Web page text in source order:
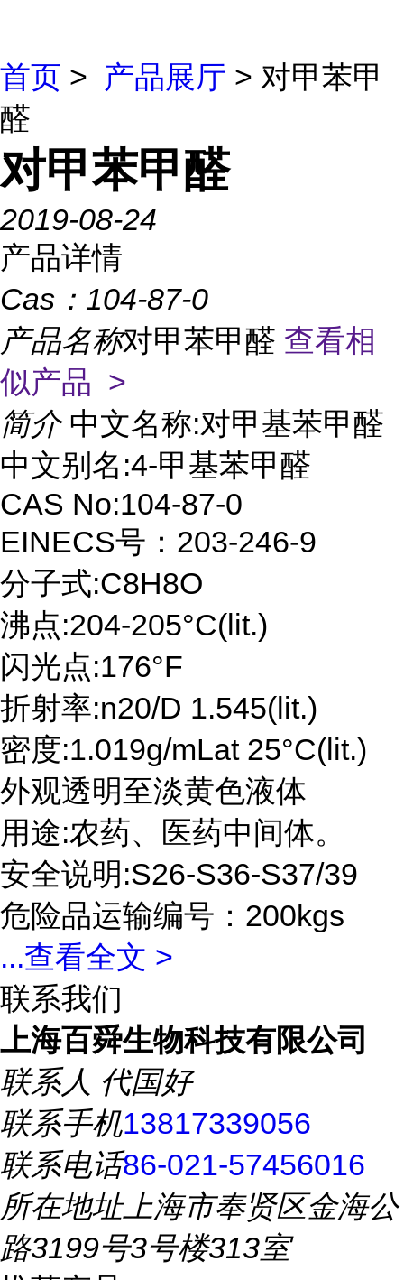
首页 > 产品展厅 > 对甲苯甲
醛
对甲苯甲醛
2019-08-24
产品详情
Cas： 104-87-0
产品名称对甲苯甲醛 查看相
似产品 >
简介 中文名称:对甲基苯甲醛
中文别名:4-甲基苯甲醛
CAS No:104-87-0
EINECS号：203-246-9
分子式:C8H8O
沸点:204-205°C(lit.)
闪光点:176°F
折射率:n20/D 1.545(lit.)
密度:1.019g/mLat 25°C(lit.)
外观透明至淡黄色液体
用途:农药、医药中间体。
安全说明:S26-S36-S37/39
危险品运输编号：200kgs
...查看全文 >
联系我们
上海百舜生物科技有限公司
联系人 代国好
联系手机13817339056
联系电话86-021-57456016
所在地址上海市奉贤区金海公
路3199号3号楼313室